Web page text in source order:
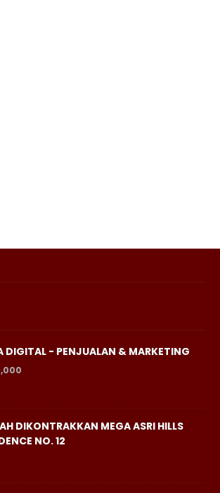
DIGITAL - PENJUALAN & MARKETING
DIKONTRAKKAN MEGA ASRI HILLS
NO. 12